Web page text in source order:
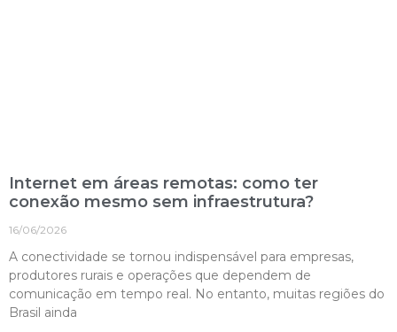
Internet em áreas remotas: como ter
conexão mesmo sem infraestrutura?
16/06/2026
A conectividade se tornou indispensável para empresas,
produtores rurais e operações que dependem de
comunicação em tempo real. No entanto, muitas regiões do
Brasil ainda